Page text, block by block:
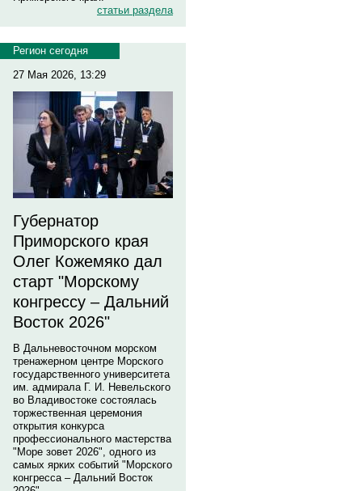
статьи раздела
Регион сегодня
27 Мая 2026, 13:29
Губернатор
Приморского края
Олег Кожемяко дал
старт "Морскому
конгрессу – Дальний
Восток 2026"
В Дальневосточном морском
тренажерном центре Морского
государственного университета
им. адмирала Г. И. Невельского
во Владивостоке состоялась
торжественная церемония
открытия конкурса
профессионального мастерства
"Море зовет 2026", одного из
самых ярких событий "Морского
конгресса – Дальний Восток